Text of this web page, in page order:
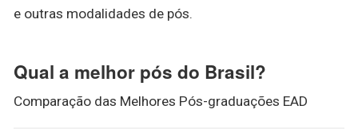
e outras modalidades de pós.
Qual a melhor pós do Brasil?
Comparação das Melhores Pós-graduações EAD